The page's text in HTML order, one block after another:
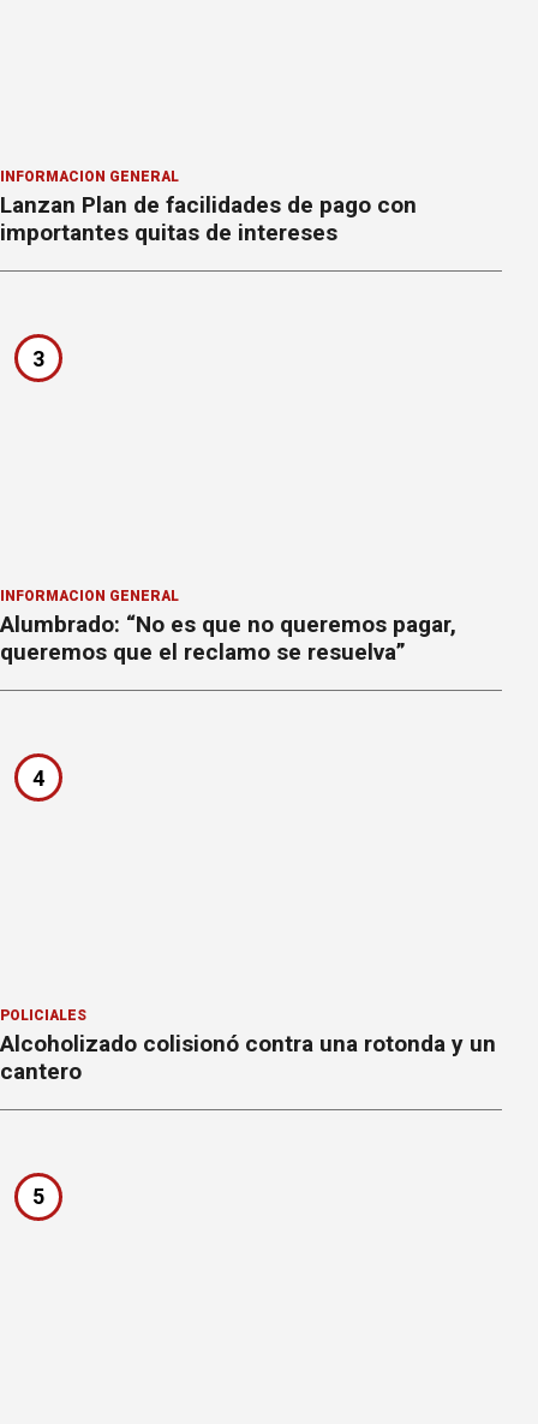
INFORMACION GENERAL
Lanzan Plan de facilidades de pago con
importantes quitas de intereses
3
INFORMACION GENERAL
Alumbrado: “No es que no queremos pagar,
queremos que el reclamo se resuelva”
4
POLICIALES
Alcoholizado colisionó contra una rotonda y un
cantero
5